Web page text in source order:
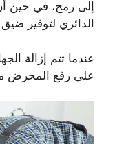
الدائري لتوفير
عندما تتم إزالة
على رفع المحرض